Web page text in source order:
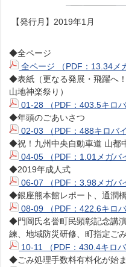
【発行月】2019年1月
◆全ページ
全ページ （PDF：13.34メ
◆表紙（更なる発展・飛躍へ
山地神楽祭り）
01-28 （PDF：403.5キロバ
◆年頭のごあいさつ
02-03 （PDF：488キロバイ
◆祝！九州中央自動車道 山都
04-05 （PDF：1.01メガバ
◆2019年成人式
06-07 （PDF：3.98メガバ
◆銀座熊本館レポート、通潤
08-09 （PDF：422.6キロバ
◆門岡氏名誉町民顕彰記念講
練、地域防災研修、町指定ご
10-11 （PDF：430.4キロバ
◆ごみ処理手数料有料化が始ま